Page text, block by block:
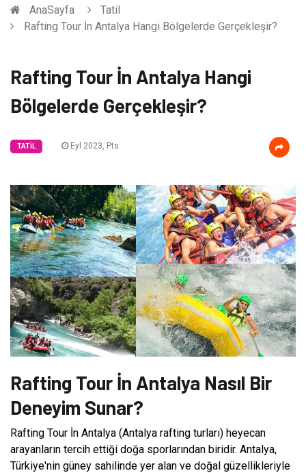
AnaSayfa
Tatil
Rafting Tour İn Antalya Hangi Bölgelerde Gerçekleşir?
Rafting Tour İn Antalya Hangi
Bölgelerde Gerçekleşir?
TATIL Eyl 2023, Pts
Rafting Tour İn Antalya Nasıl Bir
Deneyim Sunar?
Rafting Tour İn Antalya (Antalya rafting turları) heyecan
arayanların tercih ettiği doğa sporlarından biridir. Antalya,
Türkiye'nin güney sahilinde yer alan ve doğal güzellikleriyle